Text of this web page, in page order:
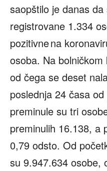
saopštilo je danas
registrovane 1.334
pozitivne na
osoba. Na
od čega se deset
poslednja 24 časa
preminule su tri
preminulih 16.138, a
0,79 odsto. Od
su 9.947.634 osobe,